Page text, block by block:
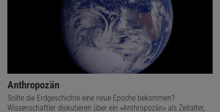
Anthropozän
Sollte die Erdgeschichte eine neue Epoche bekommen?
Wissenschaftler diskutieren über ein »Anthropozän« als Zeitalter,